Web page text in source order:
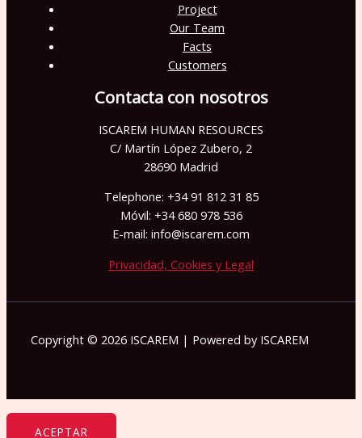
Project
Our Team
Facts
Customers
Contacta con nosotros
ISCAREM HUMAN RESOURCES
C/ Martín López Zubero, 2
28690 Madrid
Telephone: +34 91 812 31 85
Móvil: +34 680 978 536
E-mail: info@iscarem.com
Privacidad, Cookies y Legal
Copyright © 2026 ISCAREM | Powered by ISCAREM
ACEPTAR